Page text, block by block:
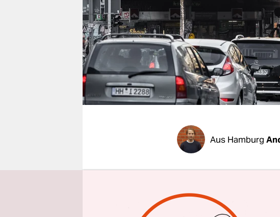
veranstaltungen
shop
fragen & hilfe
unterstützen
genossenschaft
Aus Hamburg
Drei Jahre herrschte
gegen den Lärm in
Umweltsenator Jens